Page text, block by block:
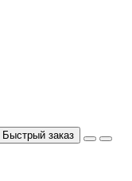
Быстрый заказ